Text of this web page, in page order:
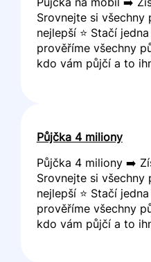
Srovnejte si
nejlepší ⭐ Stačí
prověříme všechny
kdo vám půjčí a to
Půjčka 4 miliony
Půjčka 4 miliony ➡️
Srovnejte si
nejlepší ⭐ Stačí
prověříme všechny
kdo vám půjčí a to